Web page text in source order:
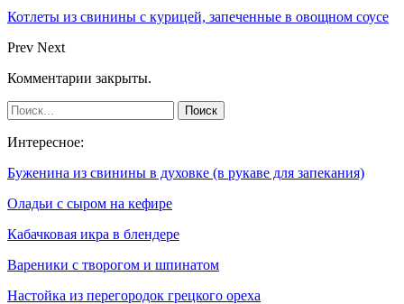
Котлеты из свинины с курицей, запеченные в овощном соусе
Prev Next
Комментарии закрыты.
Интересное:
Буженина из свинины в духовке (в рукаве для запекания)
Оладьи с сыром на кефире
Кабачковая икра в блендере
Вареники с творогом и шпинатом
Настойка из перегородок грецкого ореха